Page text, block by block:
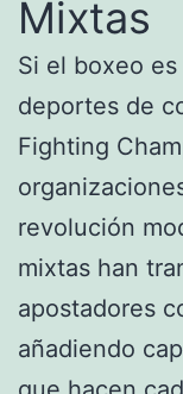
Mixtas
Si el boxeo
deportes de
Fighting
revolución
mixtas han
apostadores
añadiendo